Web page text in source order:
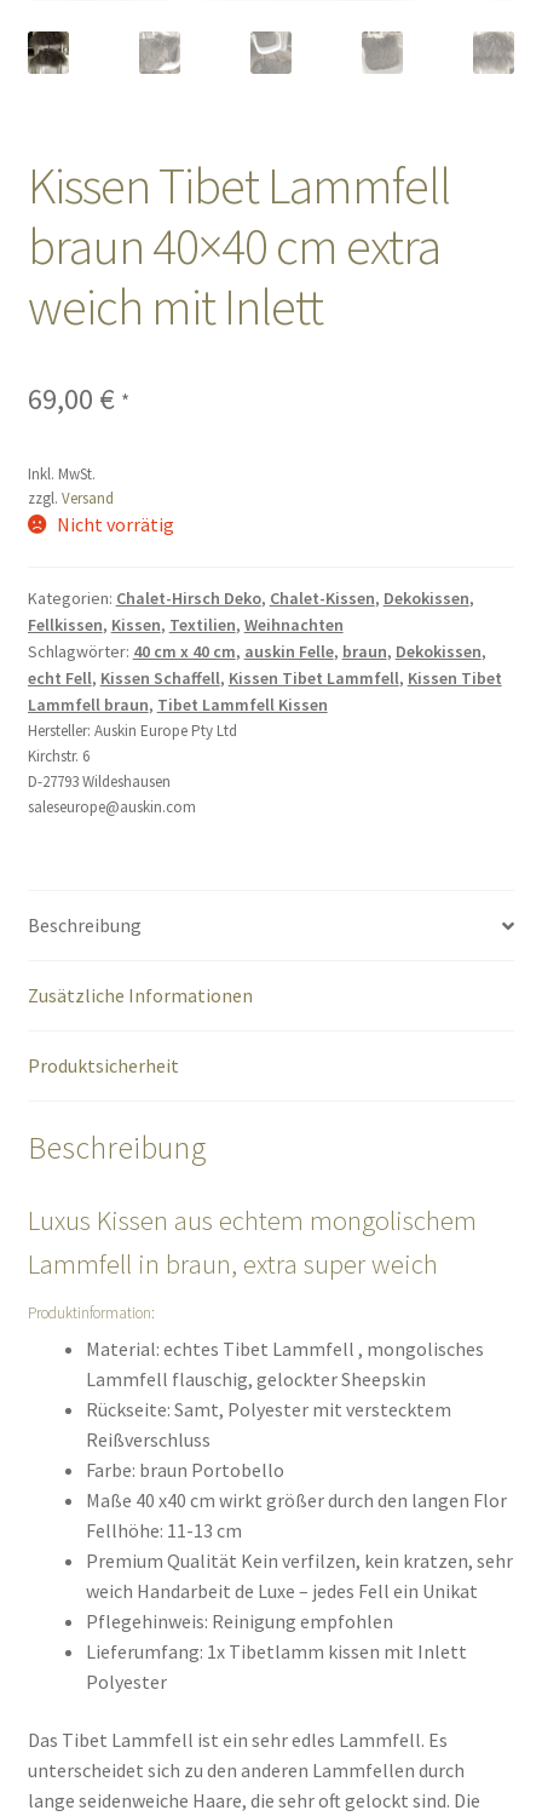
Sales
Kissen Tibet Lammfell
braun 40×40 cm extra
weich mit Inlett
69,00 € *
Inkl. MwSt.
zzgl. Versand
Nicht vorrätig
Kategorien: Chalet-Hirsch Deko, Chalet-Kissen, Dekokissen,
Fellkissen, Kissen, Textilien, Weihnachten
Schlagwörter: 40 cm x 40 cm, auskin Felle, braun, Dekokissen,
echt Fell, Kissen Schaffell, Kissen Tibet Lammfell, Kissen Tibet
Lammfell braun, Tibet Lammfell Kissen
Hersteller: Auskin Europe Pty Ltd
Kirchstr. 6
D-27793 Wildeshausen
saleseurope@auskin.com
Beschreibung
Zusätzliche Informationen
Produktsicherheit
Beschreibung
Luxus Kissen aus echtem mongolischem
Lammfell in braun, extra super weich
Produktinformation:
Material: echtes Tibet Lammfell , mongolisches
Lammfell flauschig, gelockter Sheepskin
Rückseite: Samt, Polyester mit verstecktem
Reißverschluss
Farbe: braun Portobello
Maße 40 x40 cm wirkt größer durch den langen Flor
Fellhöhe: 11-13 cm
Premium Qualität Kein verfilzen, kein kratzen, sehr
weich Handarbeit de Luxe – jedes Fell ein Unikat
Pflegehinweis: Reinigung empfohlen
Lieferumfang: 1x Tibetlamm kissen mit Inlett
Polyester
Das Tibet Lammfell ist ein sehr edles Lammfell. Es
unterscheidet sich zu den anderen Lammfellen durch
lange seidenweiche Haare, die sehr oft gelockt sind. Die